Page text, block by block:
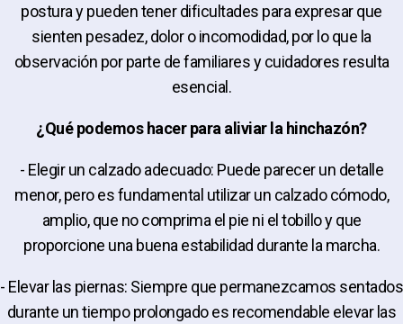
postura y pueden tener dificultades para expresar que
sienten pesadez, dolor o incomodidad, por lo que la
observación por parte de familiares y cuidadores resulta
esencial.
¿Qué podemos hacer para aliviar la hinchazón?
- Elegir un calzado adecuado: Puede parecer un detalle
menor, pero es fundamental utilizar un calzado cómodo,
amplio, que no comprima el pie ni el tobillo y que
proporcione una buena estabilidad durante la marcha.
- Elevar las piernas: Siempre que permanezcamos sentados
durante un tiempo prolongado es recomendable elevar las